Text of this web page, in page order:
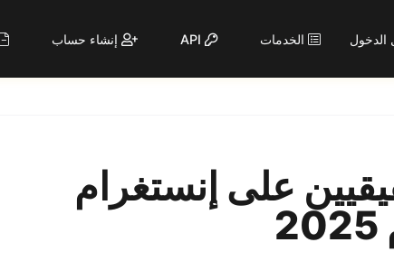
الخدمات API إنشاء حساب
على إنستغرام